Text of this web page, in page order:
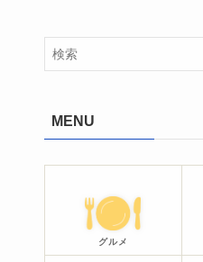
MENU
グルメ